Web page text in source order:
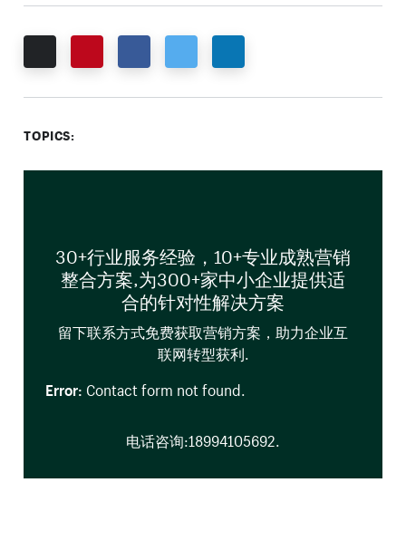
TOPICS:
30+行业服务经验，10+专业成熟营销
整合方案,为300+家中小企业提供适
合的针对性解决方案
留下联系方式免费获取营销方案，助力企业互
联网转型获利.
Error: Contact form not found.
电话咨询:18994105692.